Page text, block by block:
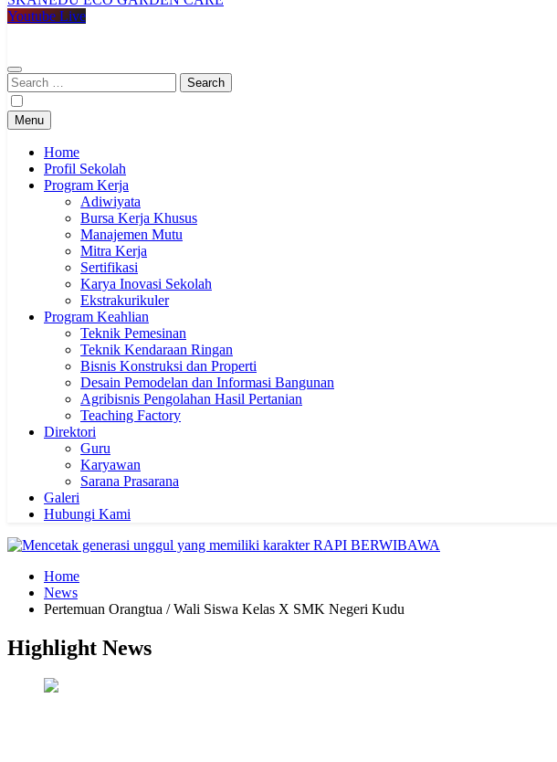
SMKN KUDU
Mencetak Generasi Unggul Berkarakter RAPI BERWIBAWA
Youtube Live
Search
for:
Menu
Home
Profil Sekolah
Program Kerja
Adiwiyata
Bursa Kerja Khusus
Manajemen Mutu
Mitra Kerja
Sertifikasi
Karya Inovasi Sekolah
Ekstrakurikuler
Program Keahlian
Teknik Pemesinan
Teknik Kendaraan Ringan
Bisnis Konstruksi dan Properti
Desain Pemodelan dan Informasi Bangunan
Agribisnis Pengolahan Hasil Pertanian
Teaching Factory
Direktori
Guru
Karyawan
Sarana Prasarana
Galeri
Hubungi Kami
Home
News
Pertemuan Orangtua / Wali Siswa Kelas X SMK Negeri Kudu
Highlight News